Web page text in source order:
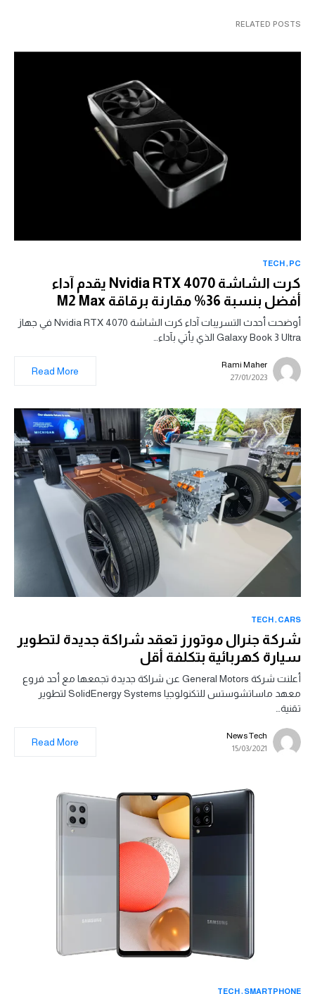
RELATED POSTS
PC
TECH
كرت الشاشة Nvidia RTX 4070 يقدم آداء
أفضل بنسبة 36% مقارنة برقاقة M2 Max
أوضحت أحدث التسريبات آداء كرت الشاشة Nvidia RTX 4070 في جهاز
Galaxy Book 3 Ultra الذي يأتي بآداء…
Rami Maher
27/01/2023
Read More
CARS
TECH
شركة جنرال موتورز تعقد شراكة جديدة لتطوير
سيارة كهربائية بتكلفة أقل
أعلنت شركة General Motors عن شراكة جديدة تجمعها مع أحد فروع
معهد ماساتشوستس للتكنولوجيا SolidEnergy Systems لتطوير
تقنية…
News Tech
15/03/2021
Read More
SMARTPHONE
TECH